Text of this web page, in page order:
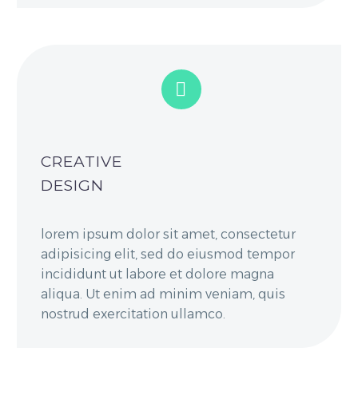


CREATIVE
DESIGN
lorem ipsum dolor sit amet, consectetur
adipisicing elit, sed do eiusmod tempor
incididunt ut labore et dolore magna
aliqua. Ut enim ad minim veniam, quis
nostrud exercitation ullamco.